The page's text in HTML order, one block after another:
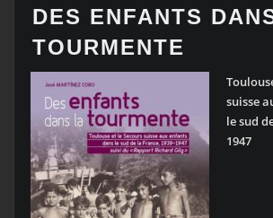
DES ENFANTS
TOURMENTE
suisse
le sud
1947